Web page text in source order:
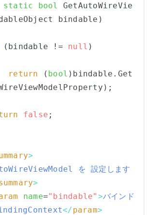
static bool
GetAutoWireVie
bindable)
(bindable != null )
return ( bool )bindable.Get
false ;
>
を 設定します
>
name="bindable" >バインド
</param>